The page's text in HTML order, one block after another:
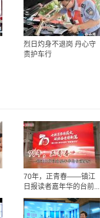
烈日灼身不退岗 丹心守
责护车行
70年，正青春——镇江
日报读者嘉年华的台前...